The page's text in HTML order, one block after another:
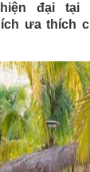
đại tại
ưa thích